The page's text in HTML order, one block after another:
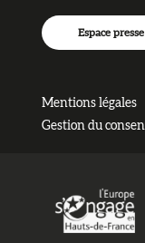
Mentions légales
Gestion du
Espace presse